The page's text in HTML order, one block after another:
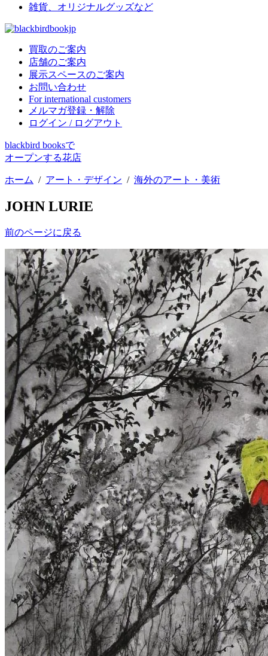
雑貨、オリジナルグッズなど
買取のご案内
店舗のご案内
展示スペースのご案内
お問い合わせ
For international customers
メルマガ登録・解除
ログイン / ログアウト
blackbird booksで
オープンする花店
ホーム / アート・デザイン / 海外のアート・美術
JOHN LURIE
前のページに戻る